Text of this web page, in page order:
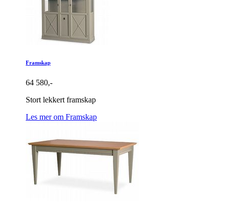
Framskap
64 580,-
Stort lekkert framskap
Les mer om Framskap